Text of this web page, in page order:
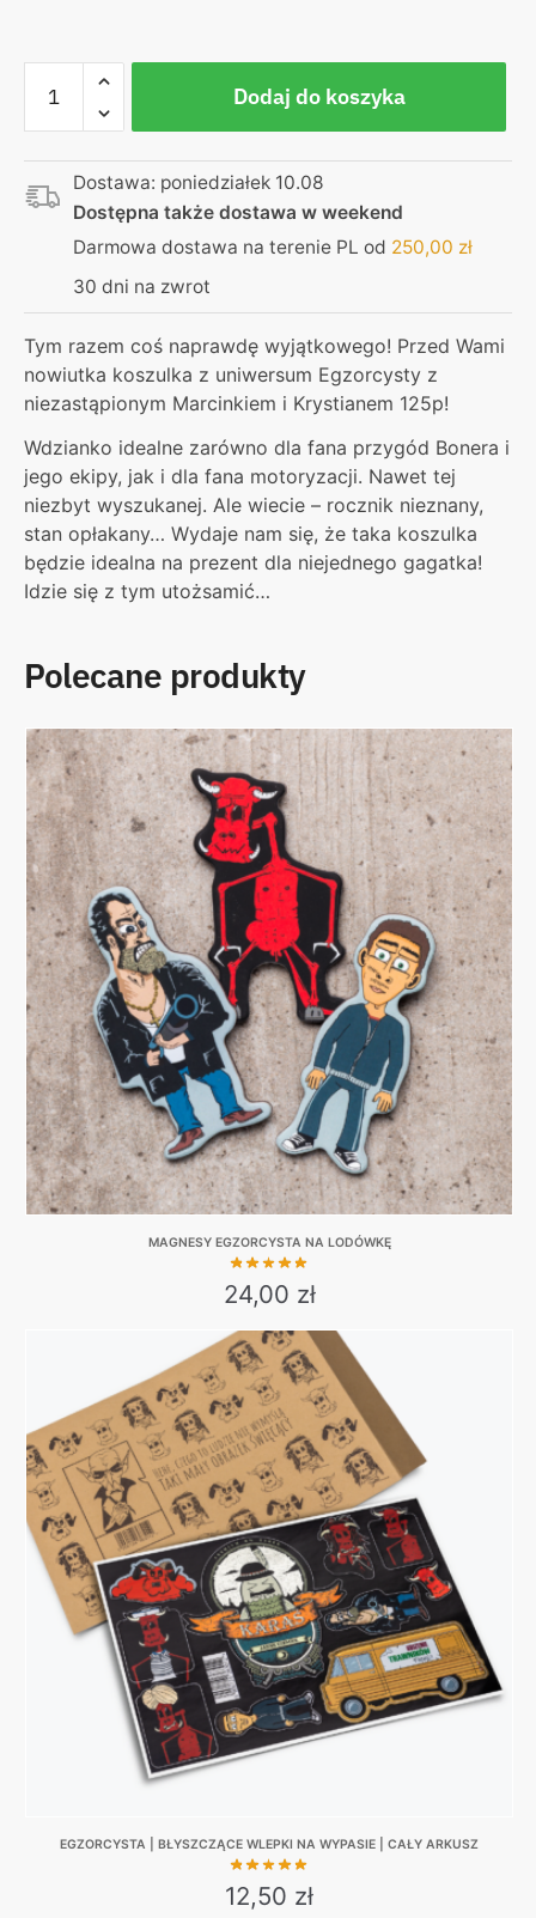
Egzorcysta
|
Koszulka
czarna
Dodaj do koszyka
Dostawa: poniedziałek 10.08
Dostępna także dostawa w weekend
Darmowa dostawa na terenie PL od 250,00 zł
30 dni na zwrot
Tym razem coś naprawdę wyjątkowego! Przed Wami
nowiutka koszulka z uniwersum Egzorcysty z
niezastąpionym Marcinkiem i Krystianem 125p!
Wdzianko idealne zarówno dla fana przygód Bonera i
jego ekipy, jak i dla fana motoryzacji. Nawet tej
niezbyt wyszukanej. Ale wiecie – rocznik nieznany,
stan opłakany… Wydaje nam się, że taka koszulka
będzie idealna na prezent dla niejednego gagatka!
Idzie się z tym utożsamić…
Polecane produkty
MAGNESY EGZORCYSTA NA LODÓWKĘ
24,00 zł
EGZORCYSTA | BŁYSZCZĄCE WLEPKI NA WYPASIE | CAŁY ARKUSZ
12,50 zł